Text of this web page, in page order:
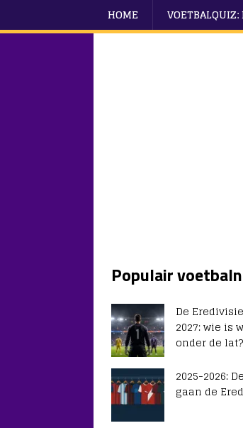
HOME VOETBALQUIZ:
Populair
De
2027: wie is
onder de lat?
2025-2026:
gaan de